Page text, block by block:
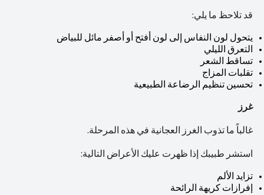
قد تلاحظ ما يلي:
يتحول لون النفاس إلى لون أفتح أو أصفر مائل للبياض
التعرق الليلي
تساقط الشعر
تقلبات المزاج
تحسين تنظيم الرضاعة الطبيعية
غرز
غالباً ما تذوب الغرز العجانية في هذه المرحلة.
استشر طبيبك إذا ظهرت عليك الأعراض التالية:
تزايد الألم
إفرازات كريهة الرائحة